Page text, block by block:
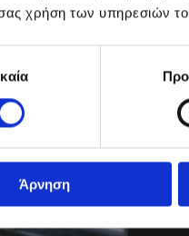
χρήση των υπηρεσιών
Άρνηση
Όλα
θα